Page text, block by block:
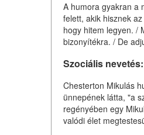
A humora gyakran a
felett, akik hisznek
hogy hitem legyen. /
bizonyítékra. / De
Szociális
Chesterton Mikulás
ünnepének látta, "a
regényében egy
valódi élet